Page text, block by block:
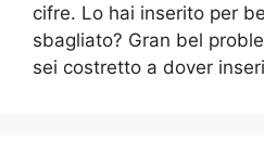
cifre. Lo hai inserito per
sbagliato? Gran bel
sei costretto a dover